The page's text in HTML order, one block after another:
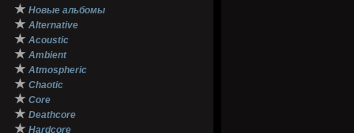
★ Новые альбомы
★ Alternative
★ Acoustic
★ Ambient
★ Atmospheric
★ Chaotic
★ Core
★ Deathcore
★ Hardcore